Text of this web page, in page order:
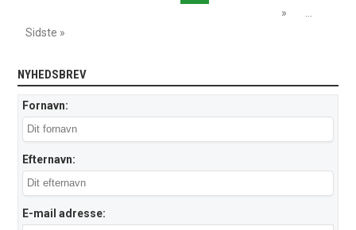
»
Sidste »
NYHEDSBREV
Fornavn:
Efternavn:
E-mail adresse: